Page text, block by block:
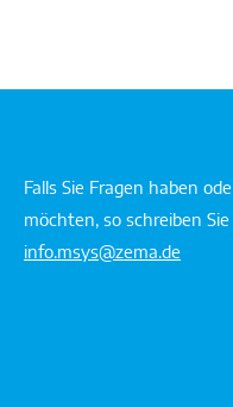
Falls Sie Fragen haben
möchten, so schreiben
info.msys@zema.de